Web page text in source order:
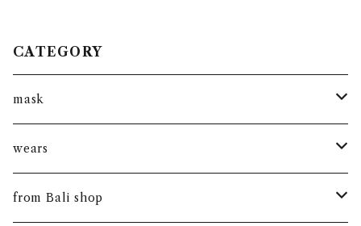
CATEGORY
mask
kantha mask
summer mask
wears
new arrival
from Bali shop